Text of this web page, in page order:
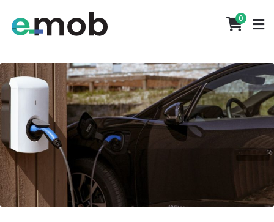
0
carro elétrico